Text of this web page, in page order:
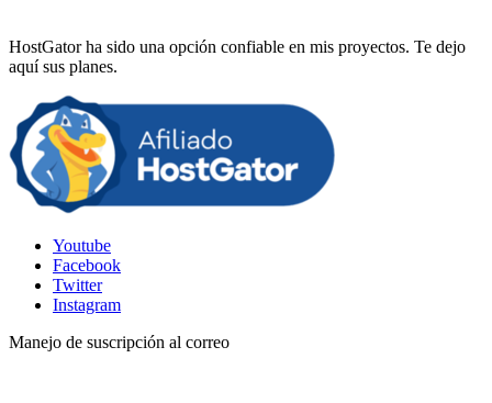
HostGator ha sido una opción confiable en mis proyectos. Te dejo
aquí sus planes.
Youtube
Facebook
Twitter
Instagram
Manejo de suscripción al correo